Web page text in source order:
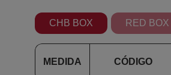
CHB BOX RED BOX
MEDIDA CÓDIGO